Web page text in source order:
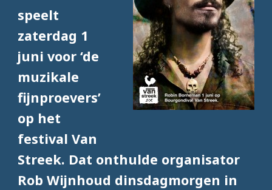
speelt
zaterdag 1
juni voor ‘de
muzikale
fijnproevers’
op het
festival Van
Streek. Dat onthulde organisator
Rob Wijnhoud dinsdagmorgen in